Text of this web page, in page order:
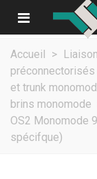
Accueil >
et trunk
brins monomode
OS2 Monomode
spécifque)